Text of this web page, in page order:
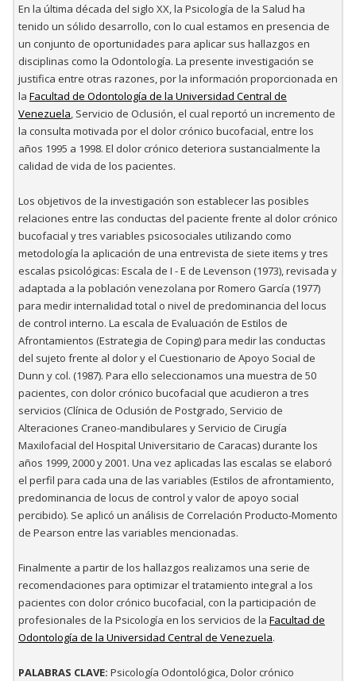
En la última década del siglo XX, la Psicología de la Salud ha
tenido un sólido desarrollo, con lo cual estamos en presencia de
un conjunto de oportunidades para aplicar sus hallazgos en
disciplinas como la Odontología. La presente investigación se
justifica entre otras razones, por la información proporcionada en
la Facultad de Odontología de la Universidad Central de
Venezuela, Servicio de Oclusión, el cual reportó un incremento de
la consulta motivada por el dolor crónico bucofacial, entre los
años 1995 a 1998. El dolor crónico deteriora sustancialmente la
calidad de vida de los pacientes.
Los objetivos de la investigación son establecer las posibles
relaciones entre las conductas del paciente frente al dolor crónico
bucofacial y tres variables psicosociales utilizando como
metodología la aplicación de una entrevista de siete items y tres
escalas psicológicas: Escala de I - E de Levenson (1973), revisada y
adaptada a la población venezolana por Romero García (1977)
para medir internalidad total o nivel de predominancia del locus
de control interno. La escala de Evaluación de Estilos de
Afrontamientos (Estrategia de Coping) para medir las conductas
del sujeto frente al dolor y el Cuestionario de Apoyo Social de
Dunn y col. (1987). Para ello seleccionamos una muestra de 50
pacientes, con dolor crónico bucofacial que acudieron a tres
servicios (Clínica de Oclusión de Postgrado, Servicio de
Alteraciones Craneo-mandibulares y Servicio de Cirugía
Maxilofacial del Hospital Universitario de Caracas) durante los
años 1999, 2000 y 2001. Una vez aplicadas las escalas se elaboró
el perfil para cada una de las variables (Estilos de afrontamiento,
predominancia de locus de control y valor de apoyo social
percibido). Se aplicó un análisis de Correlación Producto-Momento
de Pearson entre las variables mencionadas.
Finalmente a partir de los hallazgos realizamos una serie de
recomendaciones para optimizar el tratamiento integral a los
pacientes con dolor crónico bucofacial, con la participación de
profesionales de la Psicología en los servicios de la Facultad de
Odontología de la Universidad Central de Venezuela.
PALABRAS CLAVE: Psicología Odontológica, Dolor crónico